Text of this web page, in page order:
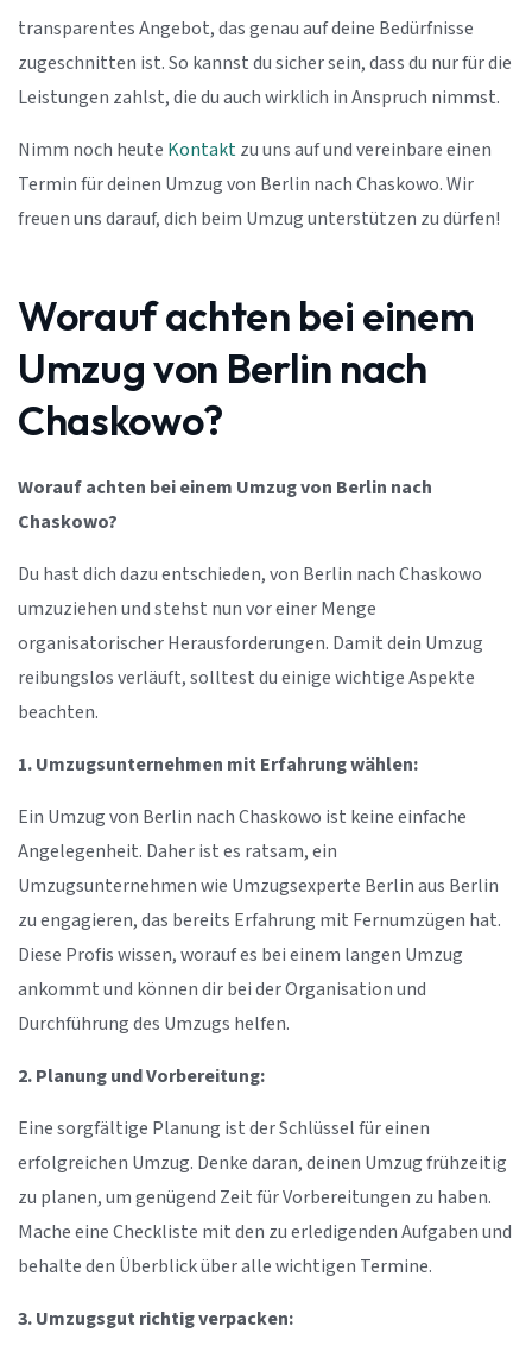
transparentes Angebot, das genau auf deine Bedürfnisse
zugeschnitten ist. So kannst du sicher sein, dass du nur für die
Leistungen zahlst, die du auch wirklich in Anspruch nimmst.
Nimm noch heute Kontaktzu uns auf und vereinbare einen
Termin für deinen Umzug von Berlin nach Chaskowo. Wir
freuen uns darauf, dich beim Umzug unterstützen zu dürfen!
Worauf achten bei einem
Umzug von Berlin nach
Chaskowo?
Worauf achten bei einem Umzug von Berlin nach
Chaskowo?
Du hast dich dazu entschieden, von Berlin nach Chaskowo
umzuziehen und stehst nun vor einer Menge
organisatorischer Herausforderungen. Damit dein Umzug
reibungslos verläuft, solltest du einige wichtige Aspekte
beachten.
1. Umzugsunternehmen mit Erfahrung wählen:
Ein Umzug von Berlin nach Chaskowo ist keine einfache
Angelegenheit. Daher ist es ratsam, ein
Umzugsunternehmen wie Umzugsexperte Berlin aus Berlin
zu engagieren, das bereits Erfahrung mit Fernumzügen hat.
Diese Profis wissen, worauf es bei einem langen Umzug
ankommt und können dir bei der Organisation und
Durchführung des Umzugs helfen.
2. Planung und Vorbereitung:
Eine sorgfältige Planung ist der Schlüssel für einen
erfolgreichen Umzug. Denke daran, deinen Umzug frühzeitig
zu planen, um genügend Zeit für Vorbereitungen zu haben.
Mache eine Checkliste mit den zu erledigenden Aufgaben und
behalte den Überblick über alle wichtigen Termine.
3. Umzugsgut richtig verpacken: